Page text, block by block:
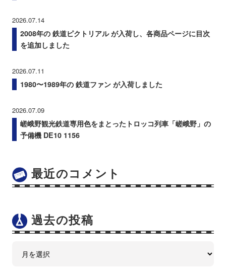
2026.07.14
2008年の 鉄道ピクトリアル が入荷し、各商品ページに目次
を追加しました
2026.07.11
1980〜1989年の 鉄道ファン が入荷しました
2026.07.09
嵯峨野観光鉄道専用色をまとったトロッコ列車「嵯峨野」の
予備機 DE10 1156
最近のコメント
過去の投稿